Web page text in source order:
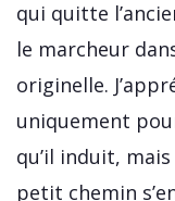
qui quitte
le marcheur
originelle.
uniquement
qu’il induit,
petit chemin